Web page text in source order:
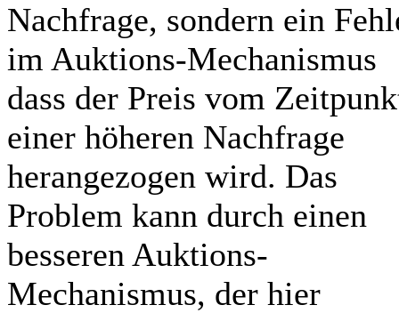
Nachfrage, sondern ein
im Auktions-Mechanismus
dass der Preis vom
einer höheren Nachfrage
herangezogen wird. Das
Problem kann durch einen
besseren Auktions-
Mechanismus, der hier